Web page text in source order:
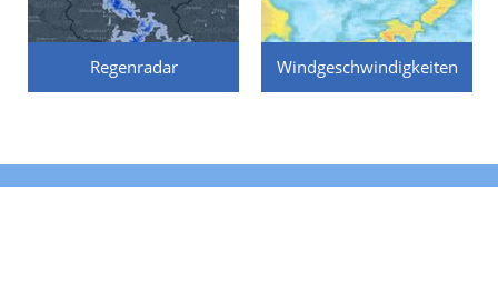
Regenradar Windgeschwindigkeiten